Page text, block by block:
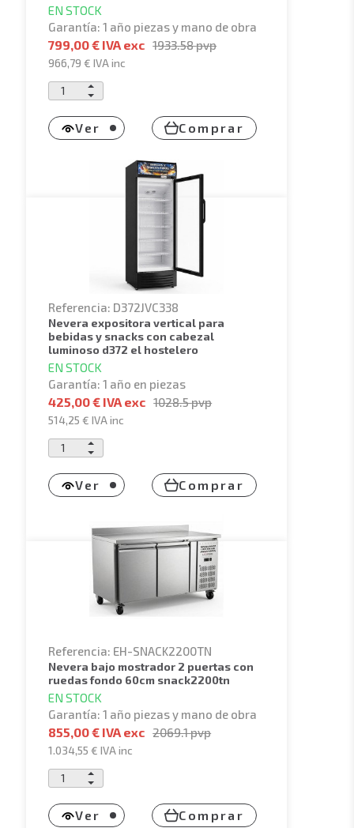
EN STOCK
Garantía: 1 año piezas y mano de obra
799,00 € IVA exc 1933.58pvp
966,79 €IVA inc
Ver Comprar
Referencia: D372JVC338
nevera expositora vertical para
bebidas y snacks con cabezal
luminoso d372 el hostelero
EN STOCK
Garantía: 1 año en piezas
425,00 € IVA exc 1028.5pvp
514,25 €IVA inc
Ver Comprar
Referencia: EH-SNACK2200TN
nevera bajo mostrador 2 puertas con
ruedas fondo 60cm snack2200tn
EN STOCK
Garantía: 1 año piezas y mano de obra
855,00 € IVA exc 2069.1pvp
1.034,55 €IVA inc
Ver Comprar